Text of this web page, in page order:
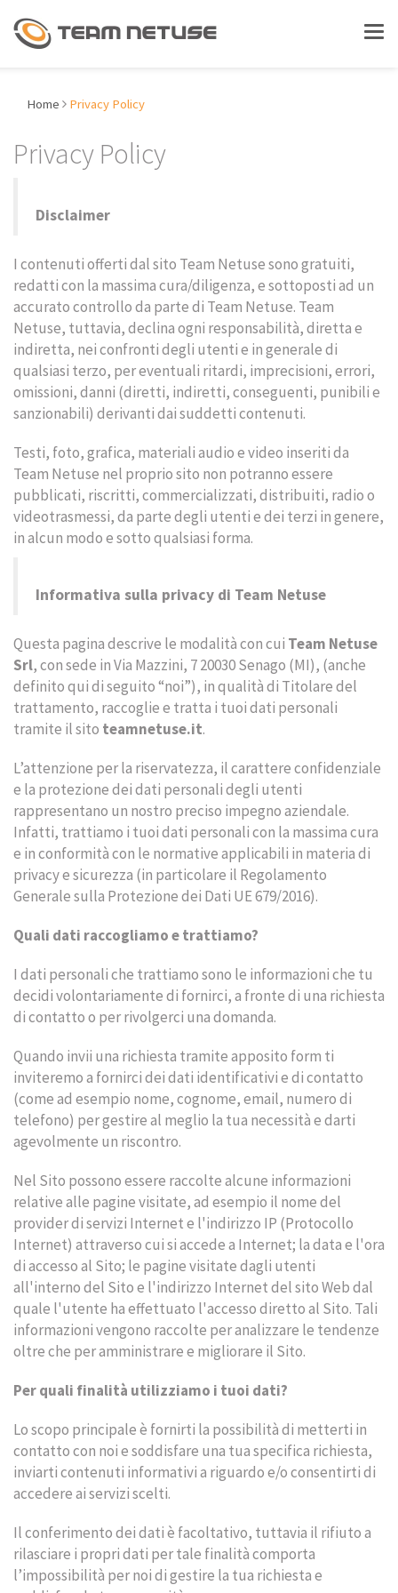
LAVORA CON NOI
Gestionali - ERP
Document Management
Enterprise Social Collaboration
Sales and customer management
HR Solutions
Soluzioni per chi vende alla GDO
SERVIZI
Intelligenza Artificiale
NEWS
CONTATTI
Home Privacy Policy
Privacy Policy
Disclaimer
I contenuti offerti dal sito Team Netuse sono gratuiti,
redatti con la massima cura/diligenza, e sottoposti ad un
accurato controllo da parte di Team Netuse. Team
Netuse, tuttavia, declina ogni responsabilità, diretta e
indiretta, nei confronti degli utenti e in generale di
qualsiasi terzo, per eventuali ritardi, imprecisioni, errori,
omissioni, danni (diretti, indiretti, conseguenti, punibili e
sanzionabili) derivanti dai suddetti contenuti.
Testi, foto, grafica, materiali audio e video inseriti da
Team Netuse nel proprio sito non potranno essere
pubblicati, riscritti, commercializzati, distribuiti, radio o
videotrasmessi, da parte degli utenti e dei terzi in genere,
in alcun modo e sotto qualsiasi forma.
Informativa sulla privacy di Team Netuse
Questa pagina descrive le modalità con cui Team Netuse
Srl, con sede in Via Mazzini, 7 20030 Senago (MI), (anche
definito qui di seguito “noi”), in qualità di Titolare del
trattamento, raccoglie e tratta i tuoi dati personali
tramite il sito teamnetuse.it.
L’attenzione per la riservatezza, il carattere confidenziale
e la protezione dei dati personali degli utenti
rappresentano un nostro preciso impegno aziendale.
Infatti, trattiamo i tuoi dati personali con la massima cura
e in conformità con le normative applicabili in materia di
privacy e sicurezza (in particolare il Regolamento
Generale sulla Protezione dei Dati UE 679/2016).
Quali dati raccogliamo e trattiamo?
I dati personali che trattiamo sono le informazioni che tu
decidi volontariamente di fornirci, a fronte di una richiesta
di contatto o per rivolgerci una domanda.
Quando invii una richiesta tramite apposito form ti
inviteremo a fornirci dei dati identificativi e di contatto
(come ad esempio nome, cognome, email, numero di
telefono) per gestire al meglio la tua necessità e darti
agevolmente un riscontro.
Nel Sito possono essere raccolte alcune informazioni
relative alle pagine visitate, ad esempio il nome del
provider di servizi Internet e l'indirizzo IP (Protocollo
Internet) attraverso cui si accede a Internet; la data e l'ora
di accesso al Sito; le pagine visitate dagli utenti
all'interno del Sito e l'indirizzo Internet del sito Web dal
quale l'utente ha effettuato l'accesso diretto al Sito. Tali
informazioni vengono raccolte per analizzare le tendenze
oltre che per amministrare e migliorare il Sito.
Per quali finalità utilizziamo i tuoi dati?
Lo scopo principale è fornirti la possibilità di metterti in
contatto con noi e soddisfare una tua specifica richiesta,
inviarti contenuti informativi a riguardo e/o consentirti di
accedere ai servizi scelti.
Il conferimento dei dati è facoltativo, tuttavia il rifiuto a
rilasciare i propri dati per tale finalità comporta
l’impossibilità per noi di gestire la tua richiesta e